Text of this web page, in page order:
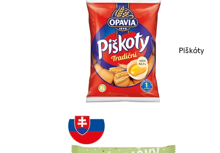
Piškóty